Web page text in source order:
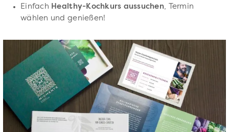
Einfach Healthy-Kochkurs aussuchen, Termin
wählen und genießen!